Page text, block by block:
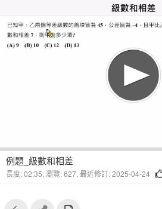
例題_級數和相差
長度: 02:35, 瀏覽: 627, 最近修訂: 2025-04-24